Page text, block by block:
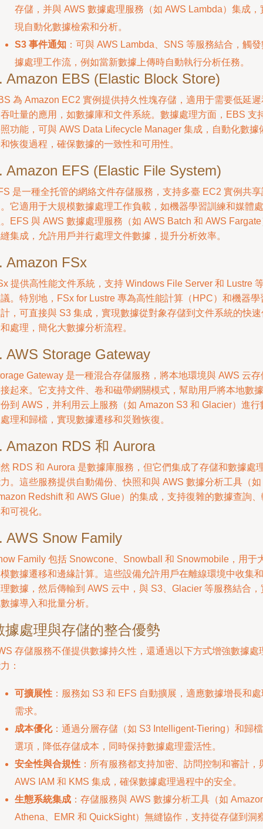
存儲，并與 AWS 數據處理服務（如 AWS Lambda）集成，
現自動化數據檢索和分析。
S3 事件通知 ：可與 AWS Lambda、SNS 等服務結合，觸
據處理工作流，例如當新數據上傳時自動執行分析任務。
Amazon EBS (Elastic Block Store)
為 Amazon EC2 實例提供持久性塊存儲，適用于需要低延遲
吐量的應用，如數據庫和文件系統。數據處理方面，EBS 支
功能，可與 AWS Data Lifecycle Manager 集成，自動化數據
恢復過程，確保數據的一致性和可用性。
Amazon EFS (Elastic File System)
是一種全托管的網絡文件存儲服務，支持多臺 EC2 實例共享
它適用于大規模數據處理工作負載，如機器學習訓練和媒體處
EFS 與 AWS 數據處理服務（如 AWS Batch 和 AWS Fargate
集成，允許用戶并行處理文件數據，提升分析效率。
Amazon FSx
提供高性能文件系統，支持 Windows File Server 和 Lustre
。特別地，FSx for Lustre 專為高性能計算（HPC）和機器學
，可直接與 S3 集成，實現數據從對象存儲到文件系統的快速
處理，簡化大數據分析流程。
AWS Storage Gateway
Gateway 是一種混合存儲服務，將本地環境與 AWS 云存
起來。它支持文件、卷和磁帶網關模式，幫助用戶將本地數據
到 AWS，并利用云上服務（如 Amazon S3 和 Glacier）進行
理和歸檔，實現數據遷移和災難恢復。
Amazon RDS 和 Aurora
RDS 和 Aurora 是數據庫服務，但它們集成了存儲和數據處
。這些服務提供自動備份、快照和與 AWS 數據分析工具（如
Redshift 和 AWS Glue）的集成，支持復雜的數據查詢、
可視化。
AWS Snow Family
Family 包括 Snowcone、Snowball 和 Snowmobile，用于
數據遷移和邊緣計算。這些設備允許用戶在離線環境中收集和
數據，然后傳輸到 AWS 云中，與 S3、Glacier 等服務結合，
據導入和批量分析。
據處理與存儲的整合優勢
存儲服務不僅提供數據持久性，還通過以下方式增強數據處
：
可擴展性 ：服務如 S3 和 EFS 自動擴展，適應數據增長和
需求。
成本優化：通過分層存儲（如 S3 Intelligent-Tiering）和歸檔
選項，降低存儲成本，同時保持數據處理靈活性。
安全性與合規性 ：所有服務都支持加密、訪問控制和審計，
AWS IAM 和 KMS 集成，確保數據處理過程中的安全。
生態系統集成 ：存儲服務與 AWS 數據分析工具（如
Athena、EMR 和 QuickSight）無縫協作，支持從存儲到洞